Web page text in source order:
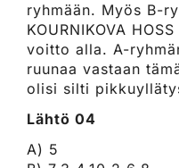
ryhmään. Myös B-
KOURNIKOVA
voitto alla. A-
ruunaa vastaan
olisi silti
Lähtö 04
A) 5